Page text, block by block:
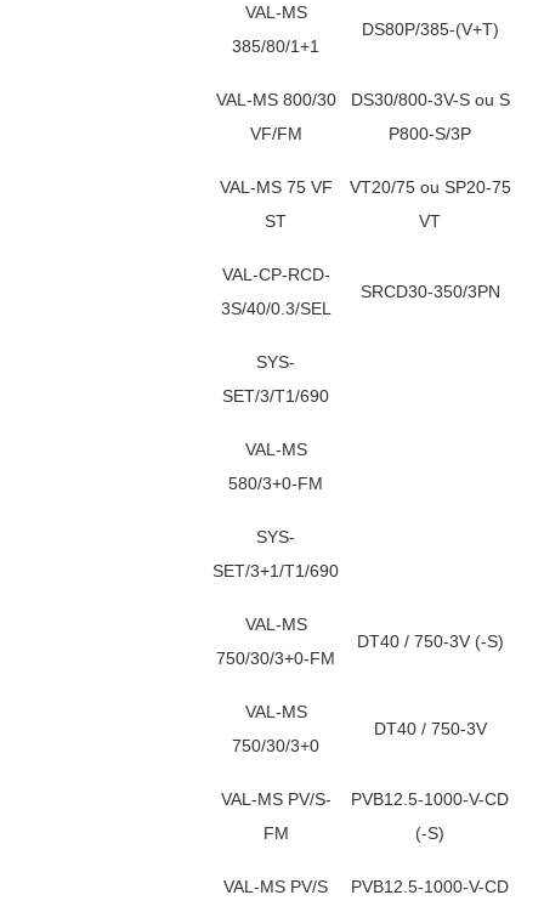
VAL-MS
385/80/1+1
DS80P/385-(V+T)
VAL-MS 800/30
VF/FM
DS30/800-3V-S ou S
P800-S/3P
VAL-MS 75 VF
ST
VT20/75 ou SP20-75
VT
VAL-CP-RCD-
3S/40/0.3/SEL
SRCD30-350/3PN
SYS-
SET/3/T1/690
VAL-MS
580/3+0-FM
SYS-
SET/3+1/T1/690
VAL-MS
750/30/3+0-FM
DT40 / 750-3V (-S)
VAL-MS
750/30/3+0
DT40 / 750-3V
VAL-MS PV/S-
FM
PVB12.5-1000-V-CD
(-S)
VAL-MS PV/S PVB12.5-1000-V-CD